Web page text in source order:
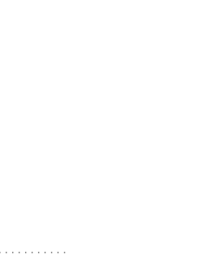
. . . . . . . . . .